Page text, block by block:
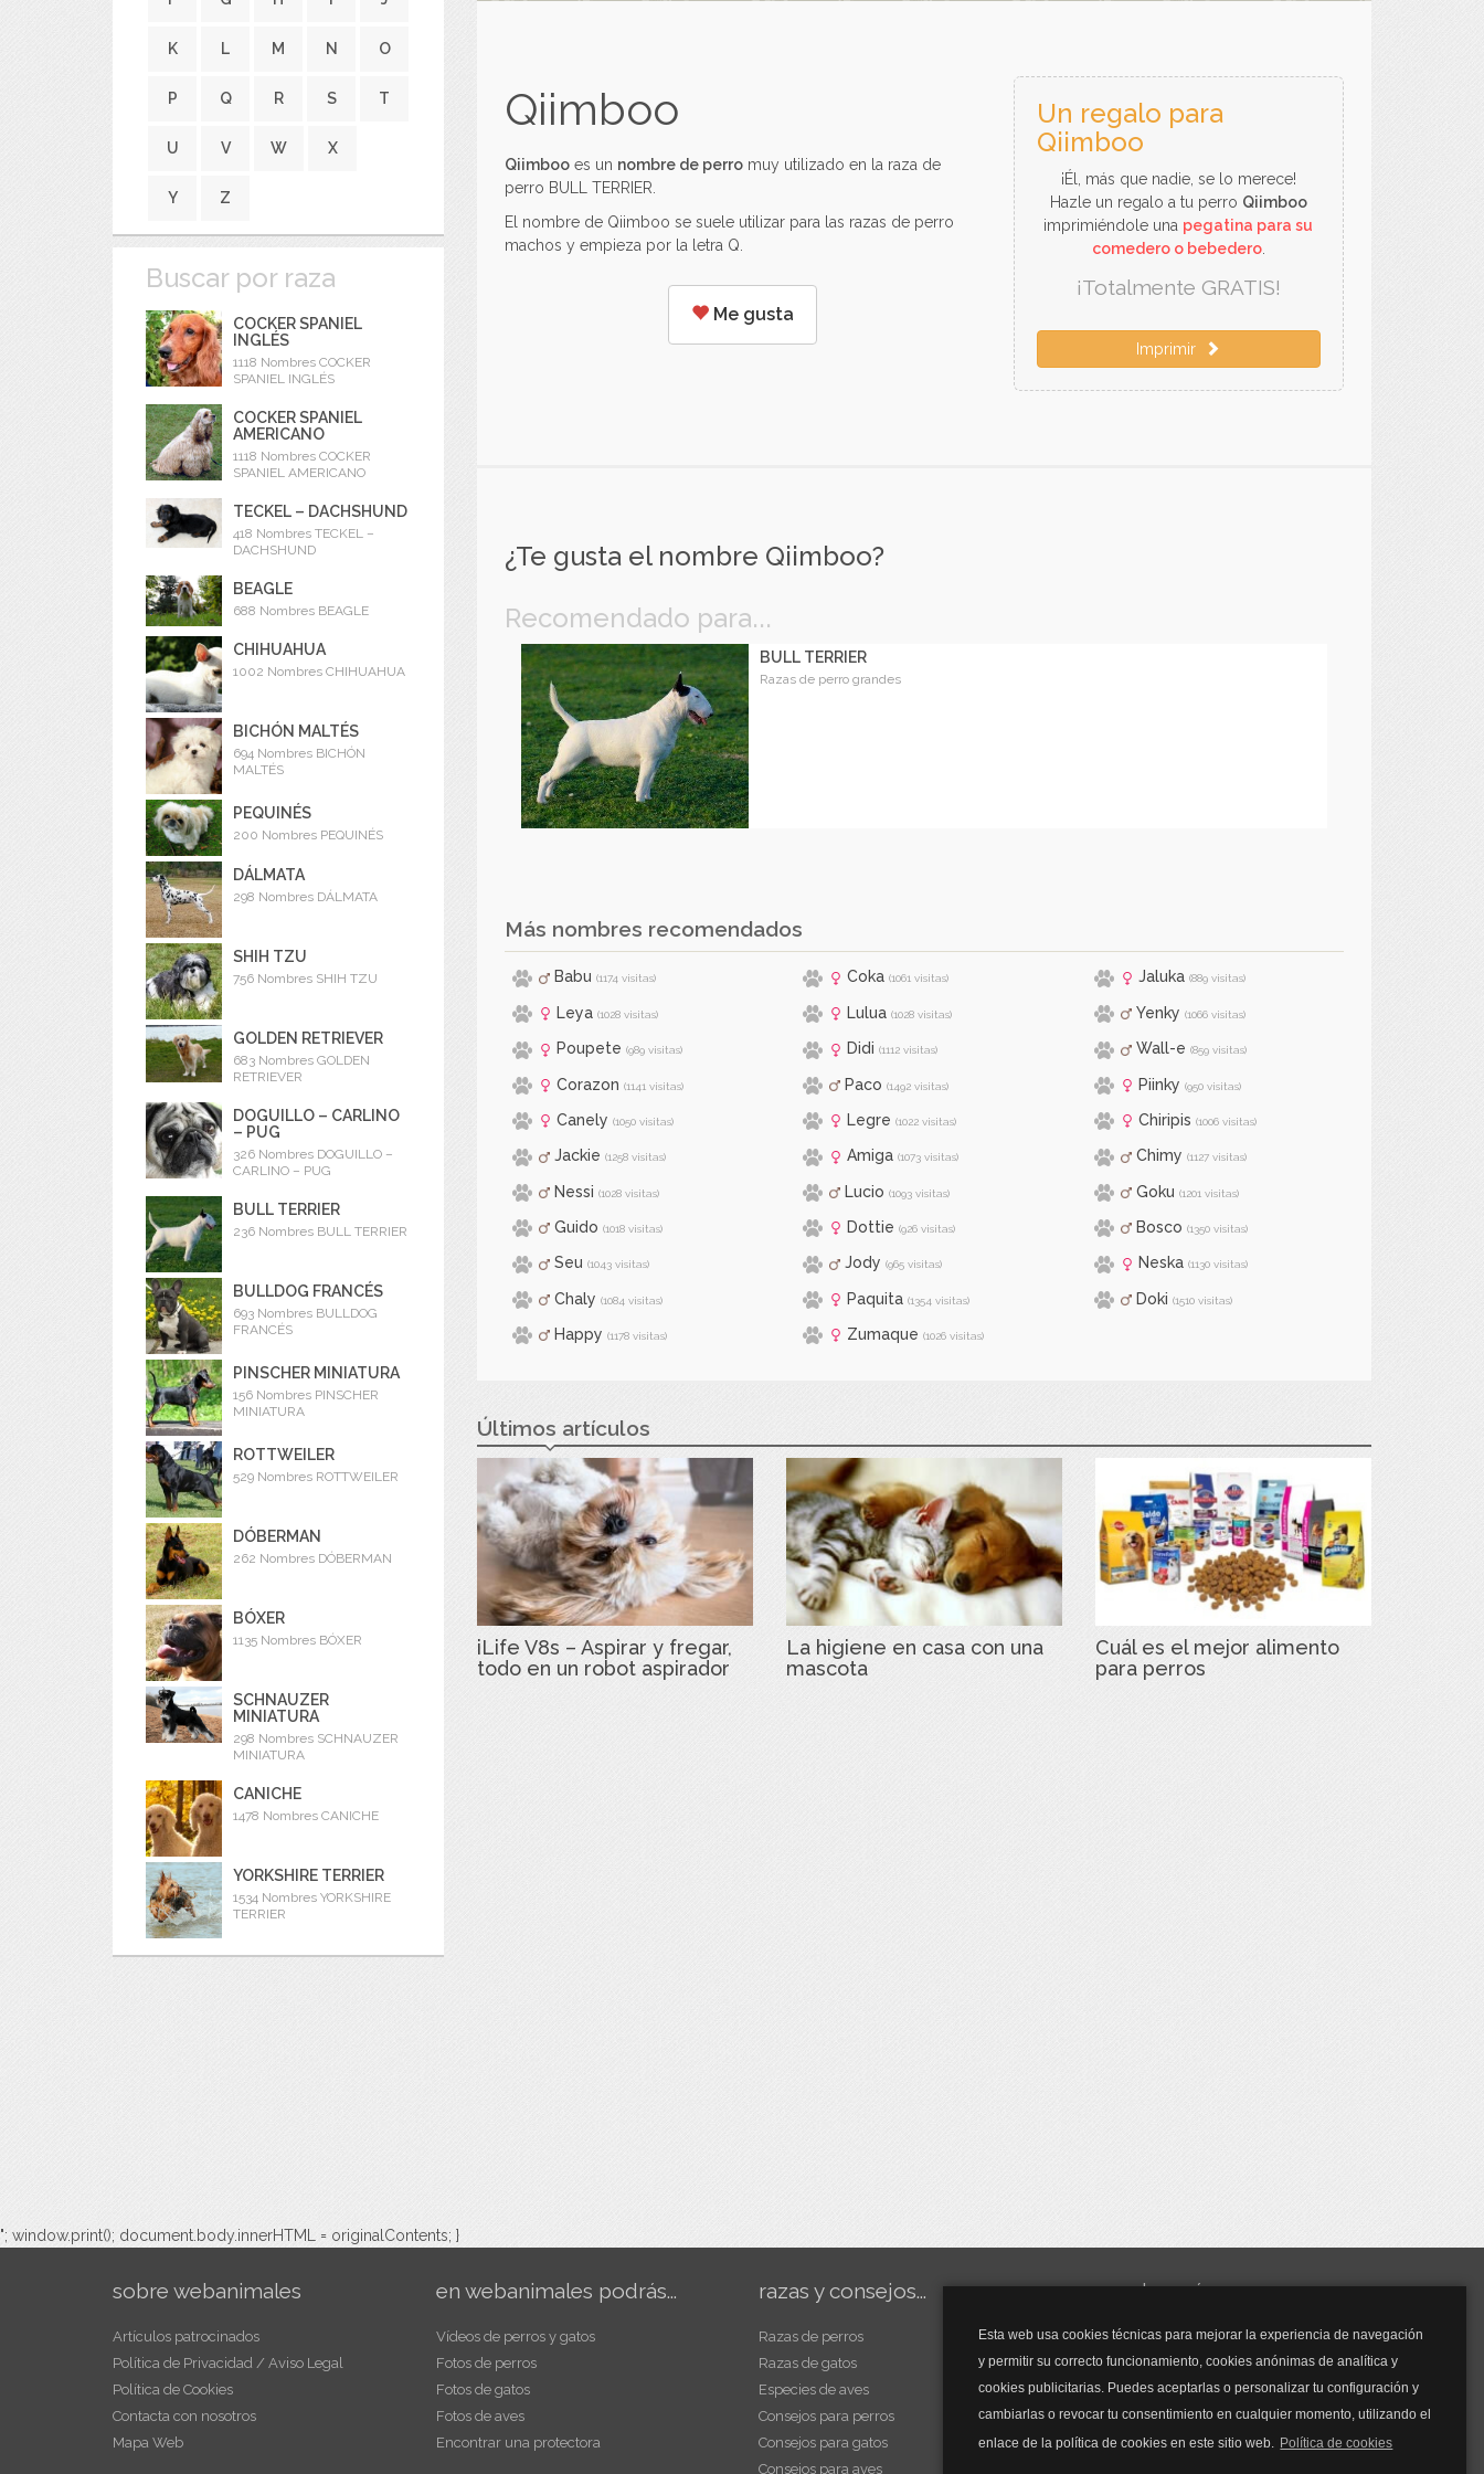
Esta web usa cookies técnicas para mejorar la experiencia de navegación
y permitir su correcto funcionamiento, cookies anónimas de analítica y
cookies publicitarias. Puedes aceptarlas o personalizar tu configuración y
cambiarlas o revocar tu consentimiento en cualquier momento, utilizando el
enlace de la política de cookies en este sitio web. Política de cookies
K L M N O
P Q R S T
U V W X
Y Z
Buscar por raza
COCKER SPANIEL
INGLÉS
1118 Nombres COCKER
SPANIEL INGLÉS
COCKER SPANIEL
AMERICANO
1118 Nombres COCKER
SPANIEL AMERICANO
TECKEL – DACHSHUND
418 Nombres TECKEL –
DACHSHUND
BEAGLE
688 Nombres BEAGLE
CHIHUAHUA
1002 Nombres CHIHUAHUA
BICHÓN MALTÉS
694 Nombres BICHÓN
MALTÉS
PEQUINÉS
200 Nombres PEQUINÉS
DÁLMATA
298 Nombres DÁLMATA
SHIH TZU
756 Nombres SHIH TZU
GOLDEN RETRIEVER
683 Nombres GOLDEN
RETRIEVER
DOGUILLO – CARLINO
– PUG
326 Nombres DOGUILLO –
CARLINO – PUG
BULL TERRIER
236 Nombres BULL TERRIER
BULLDOG FRANCÉS
693 Nombres BULLDOG
FRANCÉS
PINSCHER MINIATURA
156 Nombres PINSCHER
MINIATURA
ROTTWEILER
529 Nombres ROTTWEILER
DÓBERMAN
262 Nombres DÓBERMAN
BÓXER
1135 Nombres BÓXER
SCHNAUZER
MINIATURA
298 Nombres SCHNAUZER
MINIATURA
CANICHE
1478 Nombres CANICHE
YORKSHIRE TERRIER
1534 Nombres YORKSHIRE
TERRIER
Qiimboo
Qiimboo es un nombre de perro muy utilizado en la raza de
perro BULL TERRIER.
El nombre de Qiimboo se suele utilizar para las razas de perro
machos y empieza por la letra Q.
Me gusta
Un regalo para
Qiimboo
¡Él, más que nadie, se lo merece!
Hazle un regalo a tu perro Qiimboo
imprimiéndole una pegatina para su
comedero o bebedero.
¡Totalmente GRATIS!
Imprimir
¿Te gusta el nombre Qiimboo?
Recomendado para...
BULL TERRIER
Razas de perro grandes
Más nombres recomendados
Babu (1174 visitas) Coka (1061 visitas) Jaluka (889 visitas)
Leya (1028 visitas) Lulua (1028 visitas) Yenky (1066 visitas)
Poupete (989 visitas) Didi (1112 visitas) Wall-e (859 visitas)
Corazon (1141 visitas) Paco (1492 visitas) Piinky (950 visitas)
Canely (1050 visitas) Legre (1022 visitas) Chiripis (1006 visitas)
Jackie (1258 visitas) Amiga (1073 visitas) Chimy (1127 visitas)
Nessi (1028 visitas) Lucio (1093 visitas) Goku (1201 visitas)
Guido (1018 visitas) Dottie (926 visitas) Bosco (1350 visitas)
Seu (1043 visitas) Jody (965 visitas) Neska (1130 visitas)
Chaly (1084 visitas) Paquita (1354 visitas) Doki (1510 visitas)
Happy (1178 visitas) Zumaque (1026 visitas)
Últimos artículos
iLife V8s – Aspirar y fregar,
todo en un robot aspirador
La higiene en casa con una
mascota
Cuál es el mejor alimento
para perros
"; window.print(); document.body.innerHTML = originalContents; }
sobre webanimales
Artículos patrocinados
Política de Privacidad / Aviso Legal
Política de Cookies
Contacta con nosotros
Mapa Web
en webanimales podrás...
Vídeos de perros y gatos
Fotos de perros
Fotos de gatos
Fotos de aves
Encontrar una protectora
razas y consejos...
Razas de perros
Razas de gatos
Especies de aves
Consejos para perros
Consejos para gatos
Consejos para aves
y mucho más...
Mascarillas
Mascarillas FFP2
Mascarillas FFP3
Bolsos
Bolsos Tous